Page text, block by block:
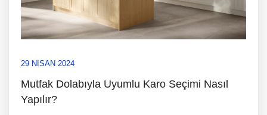
29 NISAN 2024
Mutfak Dolabıyla Uyumlu Karo Seçimi Nasıl
Yapılır?